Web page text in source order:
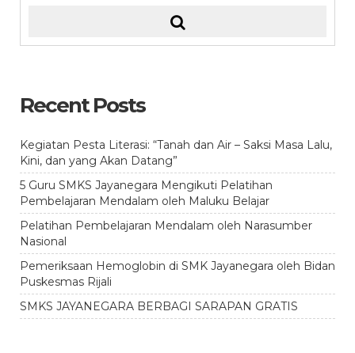
Recent Posts
Kegiatan Pesta Literasi: “Tanah dan Air – Saksi Masa Lalu,
Kini, dan yang Akan Datang”
5 Guru SMKS Jayanegara Mengikuti Pelatihan
Pembelajaran Mendalam oleh Maluku Belajar
Pelatihan Pembelajaran Mendalam oleh Narasumber
Nasional
Pemeriksaan Hemoglobin di SMK Jayanegara oleh Bidan
Puskesmas Rijali
SMKS JAYANEGARA BERBAGI SARAPAN GRATIS